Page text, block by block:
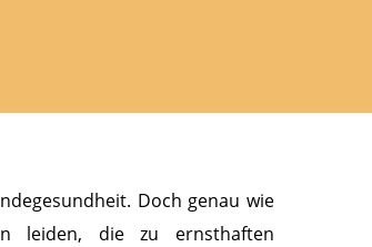
Doch genau wie
leiden, die zu ernsthaften